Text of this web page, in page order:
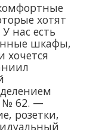
хотят
нас есть
шкафы,
хочется
№ 62. —
розетки,